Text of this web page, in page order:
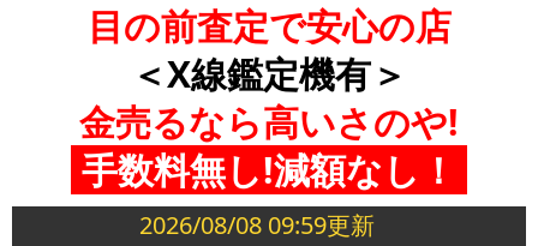
目の前査定で安心の店
＜X線鑑定機有＞
金売るなら高いさのや!
手数料無し!減額なし！
2026/08/08 09:59更新